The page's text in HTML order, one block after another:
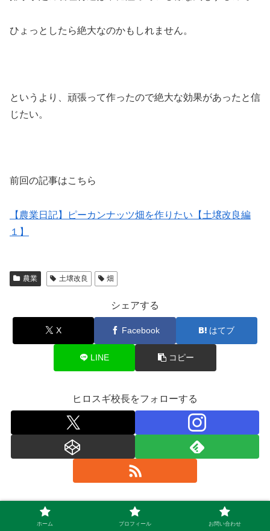
ひょっとしたら絶大なのかもしれません。
というより、頑張って作ったので絶大な効果があったと信
じたい。
前回の記事はこちら
【農業日記】ピーカンナッツ畑を作りたい【土壌改良編
１】
農業 土壌改良 畑
シェアする
X Facebook はてブ
LINE コピー
ヒロスギ校長をフォローする
ヒロスギ校長
ホーム プロフィール お問い合わせ